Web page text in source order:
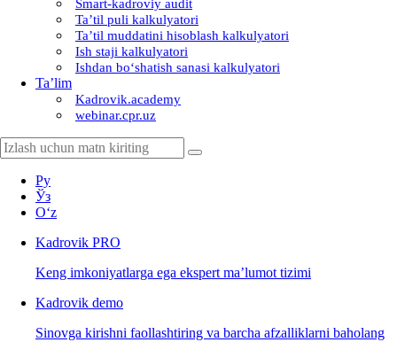
Smart-kadroviy audit
Ta’til puli kalkulyatori
Ta’til muddatini hisoblash kalkulyatori
Ish staji kalkulyatori
Ishdan boʻshatish sanasi kalkulyatori
Ta’lim
Kadrovik.academy
webinar.cpr.uz
Ру
Ўз
Oʻz
Kadrovik PRO
Keng imkoniyatlarga ega ekspert ma’lumot tizimi
Kadrovik demo
Sinovga kirishni faollashtiring va barcha afzalliklarni baholang